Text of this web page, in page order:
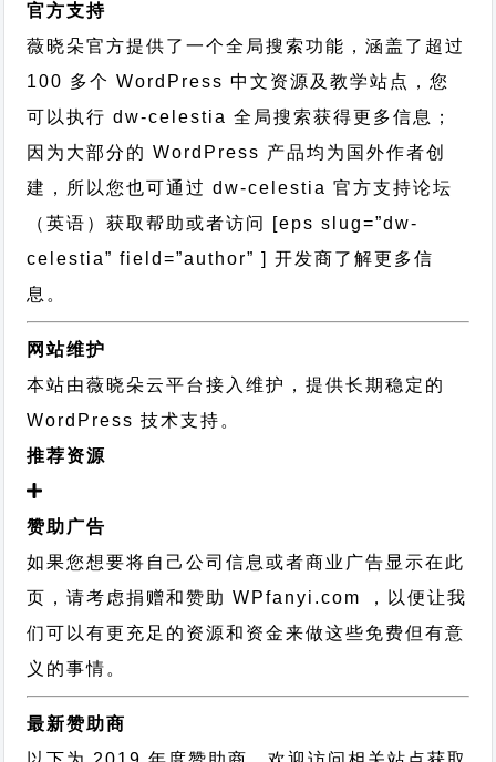
官方支持
薇晓朵官方提供了一个全局搜索功能，涵盖了超过
100 多个 WordPress 中文资源及教学站点，您
可以执行 dw-celestia 全局搜索获得更多信息；
因为大部分的 WordPress 产品均为国外作者创
建，所以您也可通过dw-celestia 官方支持论坛
（英语）获取帮助或者访问 [eps slug=”dw-
celestia” field=”author” ] 开发商了解更多信
息。
网站维护
本站由薇晓朵云平台接入维护，提供长期稳定的
WordPress 技术支持 。
推荐资源
赞助广告
如果您想要将自己公司信息或者商业广告显示在此
页，请考虑捐赠和赞助 WPfanyi.com ，以便让我
们可以有更充足的资源和资金来做这些免费但有意
义的事情。
最新赞助商